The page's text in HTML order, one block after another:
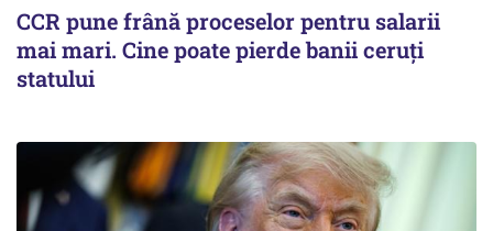
CCR pune frână proceselor pentru salarii
mai mari. Cine poate pierde banii ceruți
statului